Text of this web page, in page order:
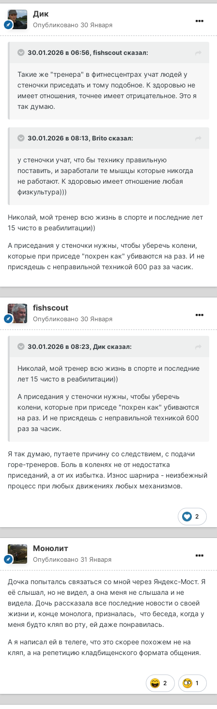
Дик
Опубликовано 30 Января
30.01.2026 в 06:56, fishscoutсказал:
Такие же "тренера" в фитнесцентрах учат людей у
стеночки приседать и тому подобное. К здоровью не
имеет отношения, точнее имеет отрицательное. Это я
так думаю.
30.01.2026 в 08:13, Britoсказал:
у стеночки учат, что бы технику правильную
поставить, и заработали те мышцы которые никогда
не работают. К здоровью имеет отношение любая
физкультура)))
Николай, мой тренер всю жизнь в спорте и последние лет
15 чисто в реабилитации))
А приседания у стеночки нужны, чтобы уберечь колени,
которые при приседе "похрен как" убиваются на раз. И не
присядешь с неправильной техникой 600 раз за часик.
fishscout
Опубликовано 30 Января
30.01.2026 в 08:23, Диксказал:
Николай, мой тренер всю жизнь в спорте и последние
лет 15 чисто в реабилитации))
А приседания у стеночки нужны, чтобы уберечь
колени, которые при приседе "похрен как" убиваются
на раз. И не присядешь с неправильной техникой 600
раз за часик.
Я так думаю, путаете причину со следствием, с подачи
горе-тренеров. Боль в коленях не от недостатка
приседаний, а от их избытка. Износ шарнира - неизбежный
процесс при любых движениях любых механизмов.
2
Монолит
Опубликовано 31 Января
Дочка попыталсь связаться со мной через Яндекс-Мост. Я
её слышал, но не видел, а она меня не слышала и не
видела. Дочь рассказала все последние новости о своей
жизни и, конце монолога, призналась, что беседа, когда у
меня будто кляп во рту, ей даже понравилась.
А я написал ей в телеге, что это скорее похожем не на
кляп, а на репетицию кладбищенского формата общения.
2 1